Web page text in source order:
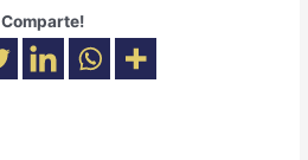
Comparte!